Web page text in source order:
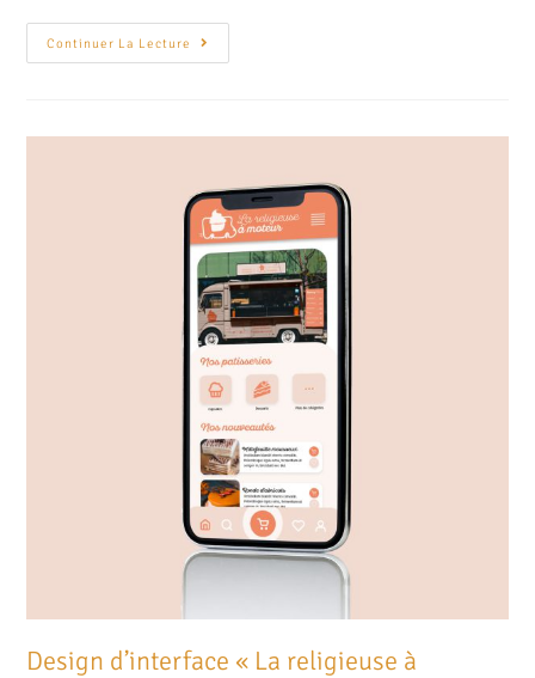
Continuer La Lecture
Design d’interface « La religieuse à